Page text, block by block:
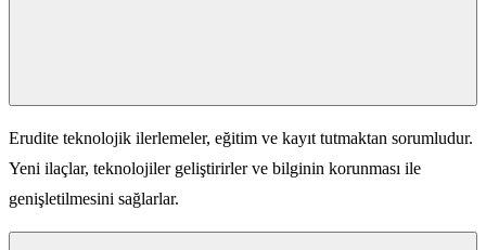
Erudite teknolojik ilerlemeler, eğitim ve kayıt tutmaktan sorumludur.
Yeni ilaçlar, teknolojiler geliştirirler ve bilginin korunması ile
genişletilmesini sağlarlar.